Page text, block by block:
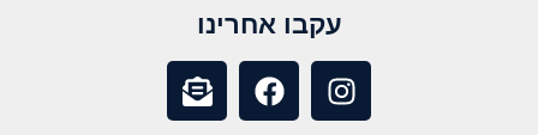
עקבו אחרינו